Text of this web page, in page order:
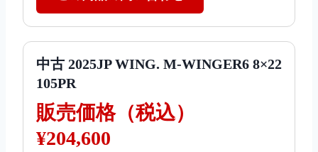
中古 2025JP WING. M-WINGER6 8×22
105PR
販売価格（税込）
¥204,600